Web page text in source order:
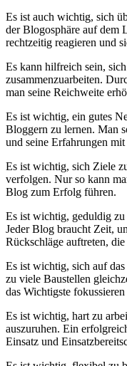
Es ist auch wichtig, sich
der ⁣Blogosphäre auf dem
rechtzeitig⁣ reagieren und
Es kann hilfreich sein,
zusammenzuarbeiten.
man seine Reichweite
Es⁢ ist wichtig,⁤ ein gutes
Bloggern zu lernen. Man‍
und seine Erfahrungen
Es ist wichtig, sich ‍Ziele​
verfolgen. Nur so kann
Blog zum Erfolg führen.
Es ist wichtig, ⁢geduldig‌
Jeder ⁣Blog⁣ braucht Zeit,
⁤Rückschläge‍ auftreten,
Es ist ​wichtig, sich auf
zu viele ​Baustellen⁤
das Wichtigste
Es ist wichtig, hart⁤ zu⁤
auszuruhen. ⁢Ein
Einsatz‍ und